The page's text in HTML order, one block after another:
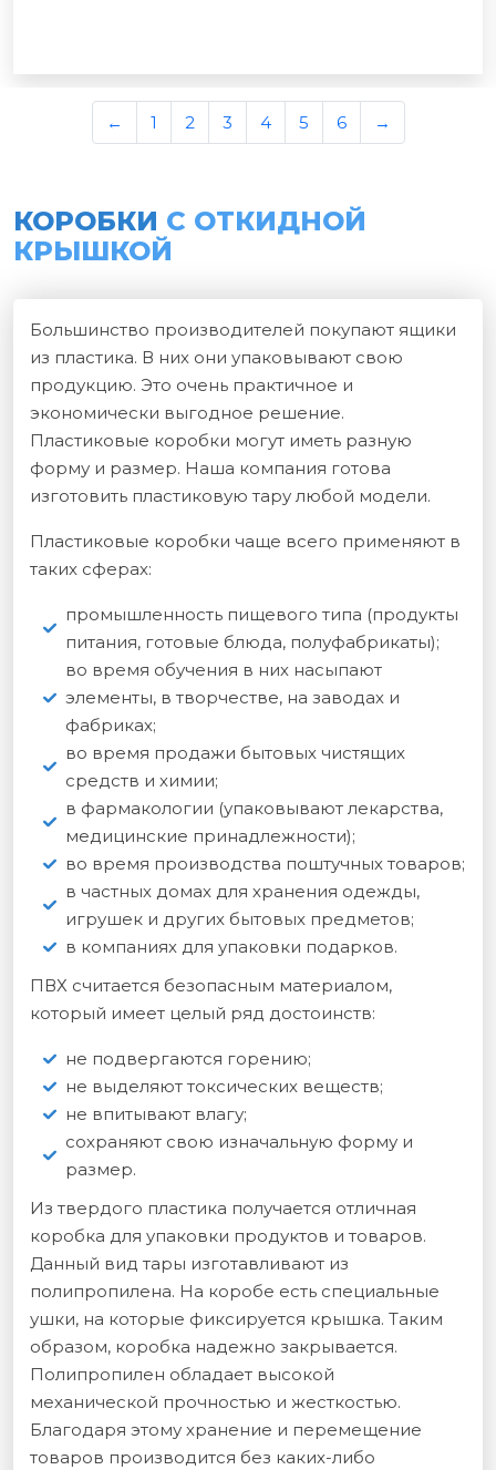
← 1 2 3 4 5 6 →
КОРОБКИ С ОТКИДНОЙ
КРЫШКОЙ
Большинство производителей покупают ящики
из пластика. В них они упаковывают свою
продукцию. Это очень практичное и
экономически выгодное решение.
Пластиковые коробки могут иметь разную
форму и размер. Наша компания готова
изготовить пластиковую тару любой модели.
Пластиковые коробки чаще всего применяют в
таких сферах:
промышленность пищевого типа (продукты
питания, готовые блюда, полуфабрикаты);
во время обучения в них насыпают
элементы, в творчестве, на заводах и
фабриках;
во время продажи бытовых чистящих
средств и химии;
в фармакологии (упаковывают лекарства,
медицинские принадлежности);
во время производства поштучных товаров;
в частных домах для хранения одежды,
игрушек и других бытовых предметов;
в компаниях для упаковки подарков.
ПВХ считается безопасным материалом,
который имеет целый ряд достоинств:
не подвергаются горению;
не выделяют токсических веществ;
не впитывают влагу;
сохраняют свою изначальную форму и
размер.
Из твердого пластика получается отличная
коробка для упаковки продуктов и товаров.
Данный вид тары изготавливают из
полипропилена. На коробе есть специальные
ушки, на которые фиксируется крышка. Таким
образом, коробка надежно закрывается.
Полипропилен обладает высокой
механической прочностью и жесткостью.
Благодаря этому хранение и перемещение
товаров производится без каких-либо